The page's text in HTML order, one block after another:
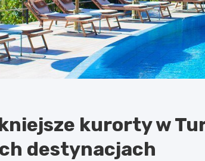
kurorty w
destynacjach